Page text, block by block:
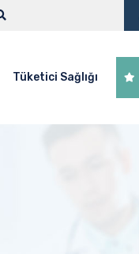
Tüketici Sağlığı